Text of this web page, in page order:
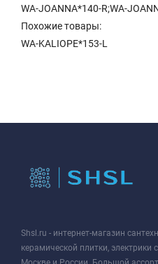
WA-JOANNA*140-R;WA-
Похожие товары:
WA-KALIOPE*153-L
Shsl.ru - интернет-магазин
керамической плитки, электрики